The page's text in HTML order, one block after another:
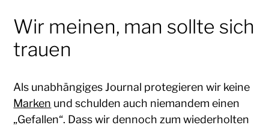
Wir meinen, man sollte sich
trauen
Als unabhängiges Journal protegieren wir keine
Marken und schulden auch niemandem einen
„Gefallen“. Dass wir dennoch zum wiederholten